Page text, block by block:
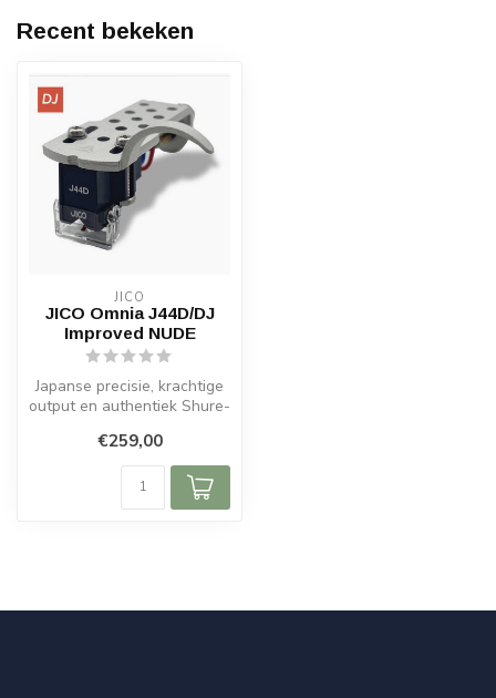
Recent bekeken
JICO
JICO Omnia J44D/DJ
Improved NUDE
Japanse precisie, krachtige
output en authentiek Shure-
€259,00